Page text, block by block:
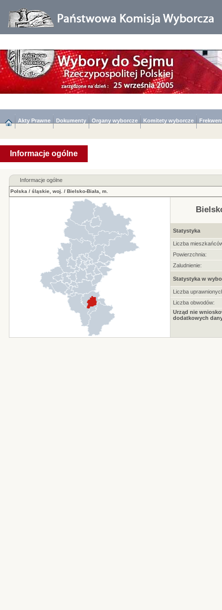
Akty Prawne Dokumenty Organy wyborcze Komitety wyborcze
Informacje ogólne
Informacje ogólne
Polska / śląskie, woj. / Bielsko-Biała, m.
Statystyka
Liczba
Powierzchnia:
Zaludnienie:
Statystyka w
Liczba
Liczba obwodów:
Urząd nie
dodatkowych